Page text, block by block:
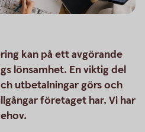
kan på ett avgörande
lönsamhet. En viktig del
utbetalningar görs och
företaget har. Vi har